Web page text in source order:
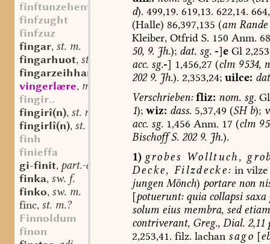
finftunzehentun
finfzught
finfzuz
fingar, st. m.
fingarhuot, st. m.
fingarzeihhan
vingerlære, mhd. st. m.
fingir..
fingirî(n), st. n.
fingirlî(n), st. n.
finh
finieffa
gi-finit, part.-adj.
finka, sw. f.
finko, sw. m.
finc, st. m.?
Finnoldum
finon
d). 499,19. 619,13. 622,14.
(Halle) 86,397,135 (am Rande
Kleiber,OtfridS. 150 Anm.
50,9.Jh.); dat.sg. -]eGl
acc.sg.-] 1,456,27 (clm9 534,
2029.Jh.). 2,353,24; uilce:
Verschrieben: fliz: nom.sg.Gl
1); wiz: dass.5,37,49 (SHb);
acc.sg.1,456 Anm. 17 (clm9
BischoffS.2029.Jh.).
1) grobes Wolltuch,
Decke, Filzdecke: in vilze
jungenMönch) portare non
[potuerunt:quiacollapsisaxa
solumeiusmembra,sedetiam
contriverant, Greg.,Dial.2,11
2,253,41. filz. lachan sago [